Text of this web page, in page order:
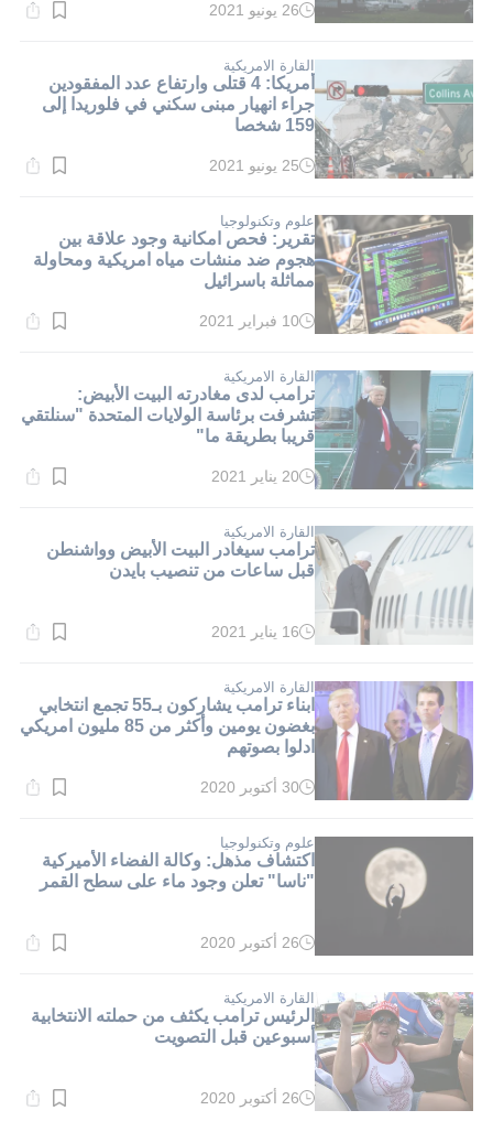
وقت
دقيقة.
26 يونيو 2021
القارة الامريكية
أمريكا: 4 قتلى وارتفاع عدد المفقودين
جراء انهيار مبنى سكني في فلوريدا إلى
159 شخصا
وقت
دقيقة.
25 يونيو 2021
علوم وتكنولوجيا
تقرير: فحص امكانية وجود علاقة بين
هجوم ضد منشات مياه امريكية ومحاولة
مماثلة باسرائيل
وقت
دقيقة.
10 فبراير 2021
القارة الامريكية
ترامب لدى مغادرته البيت الأبيض:
تشرفت برئاسة الولايات المتحدة "سنلتقي
قريبا بطريقة ما"
وقت
دقيقة.
20 يناير 2021
القارة الامريكية
ترامب سيغادر البيت الأبيض وواشنطن
قبل ساعات من تنصيب بايدن
وقت
دقيقة.
16 يناير 2021
القارة الامريكية
ابناء ترامب يشاركون بـ55 تجمع انتخابي
بغضون يومين وأكثر من 85 مليون امريكي
ادلوا بصوتهم
وقت
دقيقة.
30 أكتوبر 2020
علوم وتكنولوجيا
اكتشاف مذهل: وكالة الفضاء الأميركية
"ناسا" تعلن وجود ماء على سطح القمر
وقت
دقيقة.
26 أكتوبر 2020
القارة الامريكية
الرئيس ترامب يكثف من حملته الانتخابية
أسبوعين قبل التصويت
وقت
26 أكتوبر 2020